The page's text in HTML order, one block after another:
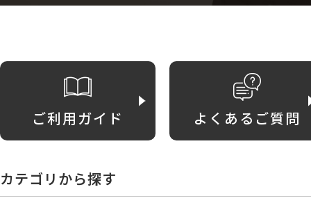
ご利用ガイド よくあるご質問
カテゴリから探す